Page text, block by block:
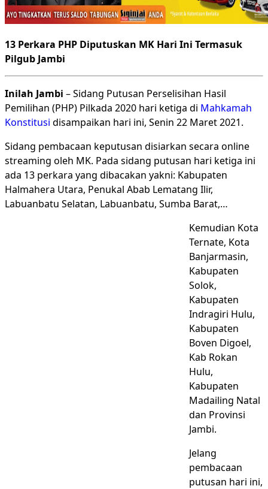
13 Perkara PHP Diputuskan MK Hari Ini Termasuk
Pilgub Jambi
Inilah Jambi – Sidang Putusan Perselisihan Hasil
Pemilihan (PHP) Pilkada 2020 hari ketiga di Mahkamah
Konstitusi disampaikan hari ini, Senin 22 Maret 2021.
Sidang pembacaan keputusan disiarkan secara online
streaming oleh MK. Pada sidang putusan hari ketiga ini
ada 13 perkara yang dibacakan yakni: Kabupaten
Halmahera Utara, Penukal Abab Lematang Ilir,
Labuanbatu Selatan, Labuanbatu, Sumba Barat,…
Kemudian Kota
Ternate, Kota
Banjarmasin,
Kabupaten
Solok,
Kabupaten
Indragiri Hulu,
Kabupaten
Boven Digoel,
Kab Rokan
Hulu,
Kabupaten
Madailing Natal
dan Provinsi
Jambi.
Jelang
pembacaan
putusan hari ini,